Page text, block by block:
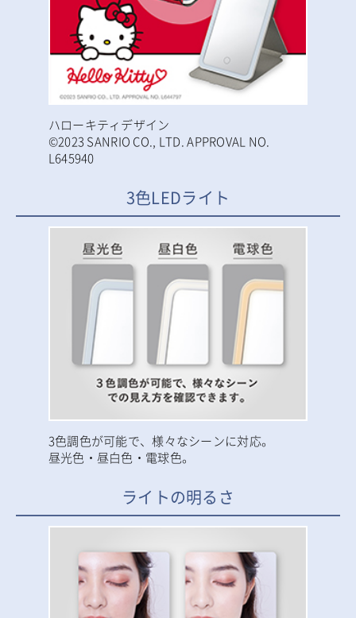
ハローキティデザイン
©2023 SANRIO CO., LTD. APPROVAL NO.
L645940
3色LEDライト
3色調色が可能で、様々なシーンに対応。
昼光色・昼白色・電球色。
ライトの明るさ